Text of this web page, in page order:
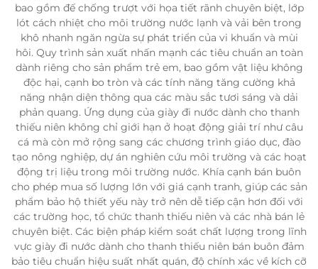
bao gồm đế chống trượt với họa tiết rãnh chuyên biệt, lớp
lót cách nhiệt cho môi trường nước lạnh và vải bên trong
khô nhanh ngăn ngừa sự phát triển của vi khuẩn và mùi
hôi. Quy trình sản xuất nhấn mạnh các tiêu chuẩn an toàn
dành riêng cho sản phẩm trẻ em, bao gồm vật liệu không
độc hại, cạnh bo tròn và các tính năng tăng cường khả
năng nhận diện thông qua các màu sắc tươi sáng và dải
phản quang. Ứng dụng của giày đi nước dành cho thanh
thiếu niên không chỉ giới hạn ở hoạt động giải trí như câu
cá mà còn mở rộng sang các chương trình giáo dục, đào
tạo nông nghiệp, dự án nghiên cứu môi trường và các hoạt
động trị liệu trong môi trường nước. Khía cạnh bán buôn
cho phép mua số lượng lớn với giá cạnh tranh, giúp các sản
phẩm bảo hộ thiết yếu này trở nên dễ tiếp cận hơn đối với
các trường học, tổ chức thanh thiếu niên và các nhà bán lẻ
chuyên biệt. Các biện pháp kiểm soát chất lượng trong lĩnh
vực giày đi nước dành cho thanh thiếu niên bán buôn đảm
bảo tiêu chuẩn hiệu suất nhất quán, độ chính xác về kích cỡ